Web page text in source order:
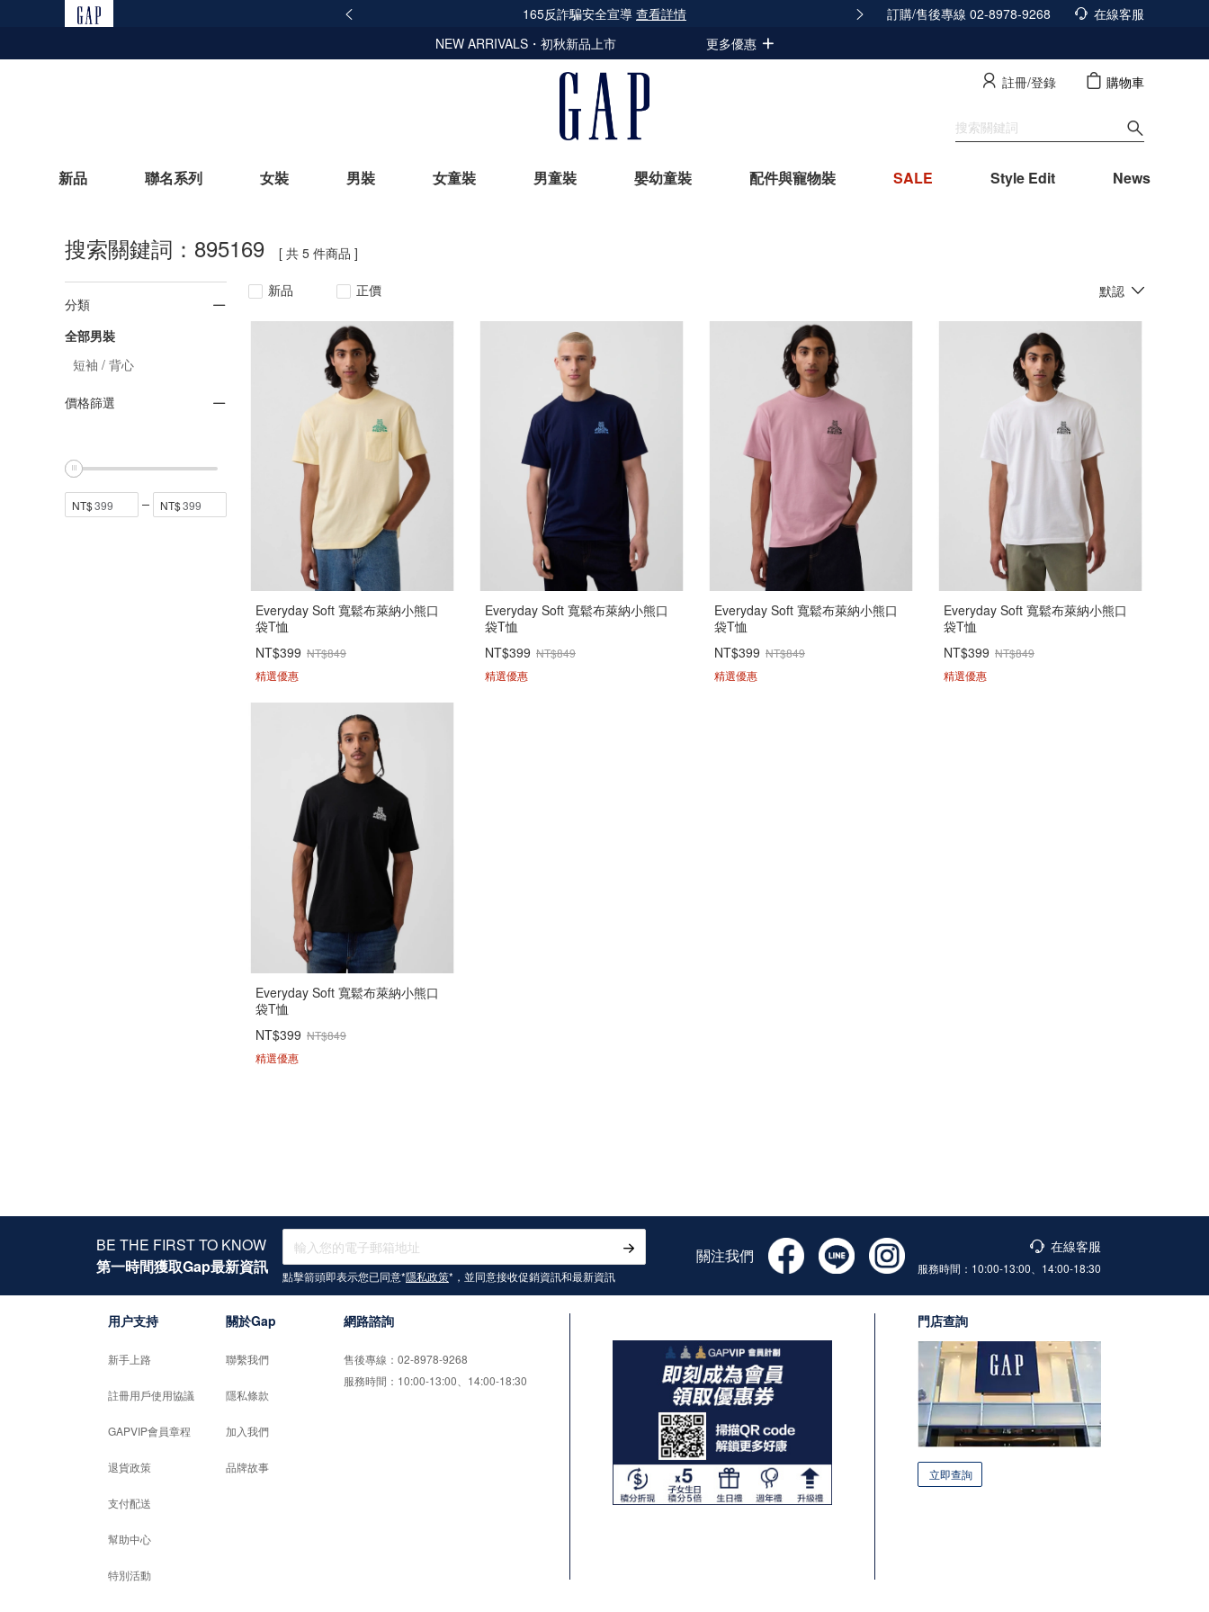
165反詐騙安全宣導 隱私政策已經更新，立即點擊查看查看詳情
訂購/售後專線 02-8978-9268
在線客服
NEW ARRIVALS・初秋新品上市
更多優惠
立即選購
註冊/登錄 購物車
新品 聯名系列 女裝 男裝 女童裝 男童裝 嬰幼童裝 配件與寵物裝 SALE Style Edit News
搜索關鍵詞：895169 [ 共 5 件商品 ]
分類
全部男裝
短袖 / 背心
價格篩選
新品 正價 默認
Everyday Soft 寬鬆布萊納小熊口
袋T恤
NT$399 NT$849
精選優惠
Everyday Soft 寬鬆布萊納小熊口
袋T恤
NT$399 NT$849
精選優惠
Everyday Soft 寬鬆布萊納小熊口
袋T恤
NT$399 NT$849
精選優惠
Everyday Soft 寬鬆布萊納小熊口
袋T恤
NT$399 NT$849
精選優惠
Everyday Soft 寬鬆布萊納小熊口
袋T恤
NT$399 NT$849
精選優惠
BE THE FIRST TO KNOW
第一時間獲取Gap最新資訊
點擊箭頭即表示您已同意*隱私政策*，並同意接收促銷資訊和最新資訊
關注我們 在線客服
服務時間：10:00-13:00、14:00-18:30
用户支持
新手上路
註冊用戶使用協議
GAPVIP會員章程
退貨政策
支付配送
幫助中心
特別活動
關於Gap
聯繫我們
隱私條款
加入我們
品牌故事
網路諮詢
售後專線：02-8978-9268
服務時間：10:00-13:00、14:00-18:30
門店查詢
立即查詢